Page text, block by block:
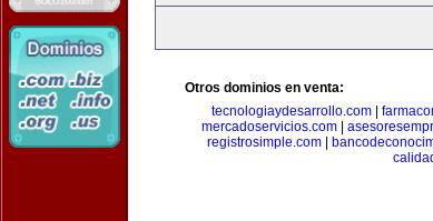
Otros dominios en venta:
tecnologiaydesarrollo.com
mercadoservicios.com|
registrosimple.com